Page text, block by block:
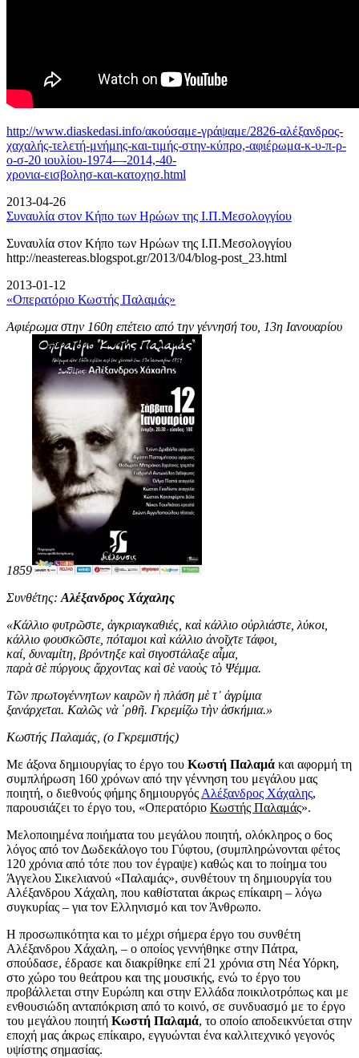
http://www.diaskedasi.info/ακούσαμε-γράψαμε/2826-αλέξανδρος-
χαχαλής-τελετή-μνήμης-και-τιμής-στην-κύπρο,-αφιέρωμα-κ-υ-π-ρ-
ο-σ-20 ιουλίου-1974-–-2014,-40-
χρονια-εισβολησ-και-κατοχησ.html
2013-04-26
Συναυλία στον Κήπο των Ηρώων της Ι.Π.Μεσολογγίου
Συναυλία στον Κήπο των Ηρώων της Ι.Π.Μεσολογγίου
http://neastereas.blogspot.gr/2013/04/blog-post_23.html
2013-01-12
«Οπερατόριο Κωστής Παλαμάς»
Αφιέρωμα στην 160η επέτειο από την γέννησή του, 13η Ιανουαρίου
1859
Συνθέτης: Αλέξανδρος Χάχαλης
«Κάλλιο φυτρῶστε, ἀγκριαγκαθιές, καὶ κάλλιο οὐρλιάστε, λύκοι,
κάλλιο φουσκῶστε, πόταμοι καὶ κάλλιο ἀνοῖχτε τάφοι,
καί, δυναμίτη, βρόντηξε καὶ σιγοστάλαξε αἷμα,
παρὰ σὲ πύργους ἄρχοντας καὶ σὲ ναοὺς τὸ Ψέμμα.
Τῶν πρωτογέννητων καιρῶν ἡ πλάση μὲ τ᾿ ἀγρίμια
ξανάρχεται. Καλῶς νὰ ῾ρθῆ. Γκρεμίζω τὴν ἀσκήμια.»
Κωστής Παλαμάς, (ο Γκρεμιστής)
Με άξονα δημιουργίας το έργο του Κωστή Παλαμά και αφορμή τη
συμπλήρωση 160 χρόνων από την γέννηση του μεγάλου μας
ποιητή, ο διεθνούς φήμης δημιουργός Αλέξανδρος Χάχαλης,
παρουσιάζει το έργο του, «Οπερατόριο Κωστής Παλαμάς».
Μελοποιημένα ποιήματα του μεγάλου ποιητή, ολόκληρος ο 6ος
λόγος από τον Δωδεκάλογο του Γύφτου, (συμπληρώνονται φέτος
120 χρόνια από τότε που τον έγραψε) καθώς και το ποίημα του
Άγγελου Σικελιανού «Παλαμάς», συνθέτουν τη δημιουργία του
Αλέξανδρου Χάχαλη, που καθίσταται άκρως επίκαιρη – λόγω
συγκυρίας – για τον Ελληνισμό και τον Άνθρωπο.
Η προσωπικότητα και το μέχρι σήμερα έργο του συνθέτη
Αλέξανδρου Χάχαλη, – ο οποίος γεννήθηκε στην Πάτρα,
σπούδασε, έδρασε και διακρίθηκε επί 21 χρόνια στη Νέα Υόρκη,
στο χώρο του θεάτρου και της μουσικής, ενώ το έργο του
προβάλλεται στην Ευρώπη και στην Ελλάδα ποικιλοτρόπως και με
ενθουσιώδη ανταπόκριση από το κοινό, σε συνδυασμό με το έργο
του μεγάλου ποιητή Κωστή Παλαμά, το οποίο αποδεικνύεται στην
εποχή μας άκρως επίκαιρο, εγγυώνται ένα καλλιτεχνικό γεγονός
υψίστης σημασίας.